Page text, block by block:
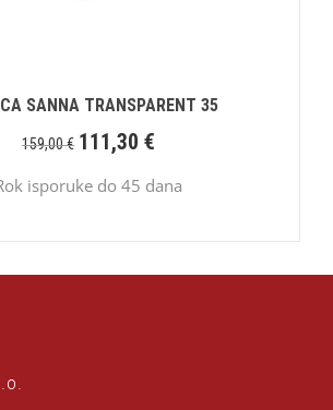
SANNA TRANSPARENT 35
159,00€ 111,30 €
isporuke do 45 dana